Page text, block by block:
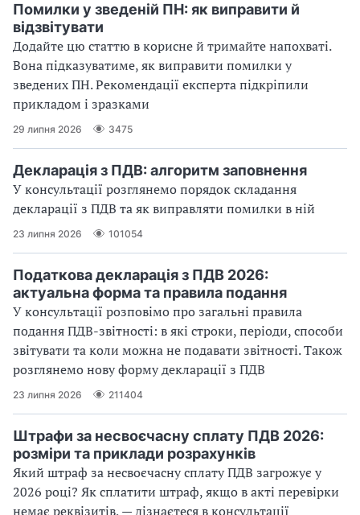
Помилки у зведеній ПН: як виправити й
відзвітувати
Додайте цю статтю в корисне й тримайте напохваті.
Вона підказуватиме, як виправити помилки у
зведених ПН. Рекомендації експерта підкріпили
прикладом і зразками
29 липня 2026 3475
Декларація з ПДВ: алгоритм заповнення
У консультації розглянемо порядок складання
декларації з ПДВ та як виправляти помилки в ній
23 липня 2026 101054
Податкова декларація з ПДВ 2026:
актуальна форма та правила подання
У консультації розповімо про загальні правила
подання ПДВ-звітності: в які строки, періоди, способи
звітувати та коли можна не подавати звітності. Також
розглянемо нову форму декларації з ПДВ
23 липня 2026 211404
Штрафи за несвоєчасну сплату ПДВ 2026:
розміри та приклади розрахунків
Який штраф за несвоєчасну сплату ПДВ загрожує у
2026 році? Як сплатити штраф, якщо в акті перевірки
немає реквізитів, — дізнаєтеся в консультації